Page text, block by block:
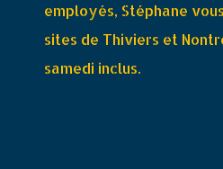
employés, Stéphane
sites de Thiviers et
samedi inclus.